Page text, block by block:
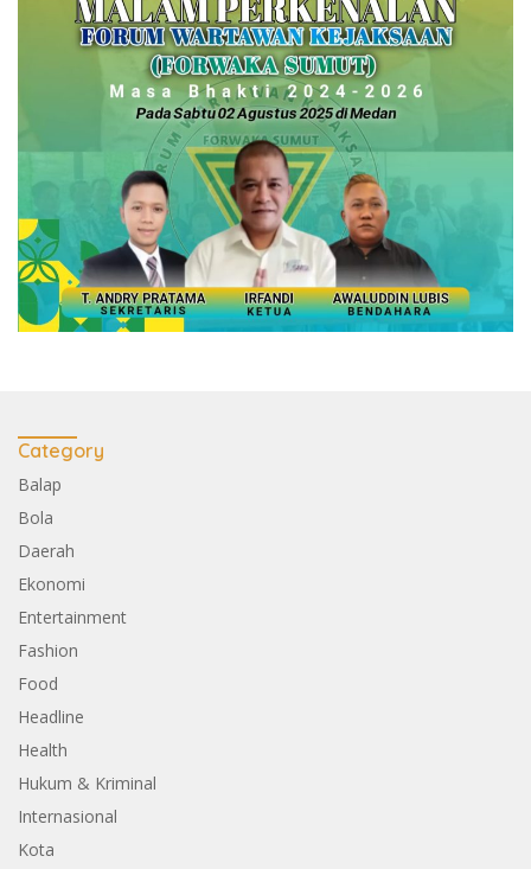
Category
Balap
Bola
Daerah
Ekonomi
Entertainment
Fashion
Food
Headline
Health
Hukum & Kriminal
Internasional
Kota